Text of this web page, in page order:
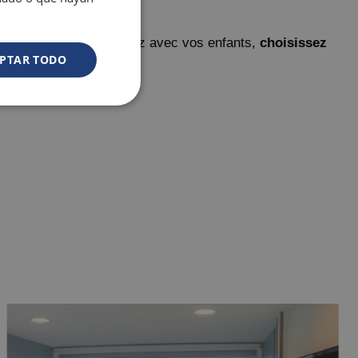
lorsque vous voyagez avec vos enfants, choisissez
Magic ...
TODO